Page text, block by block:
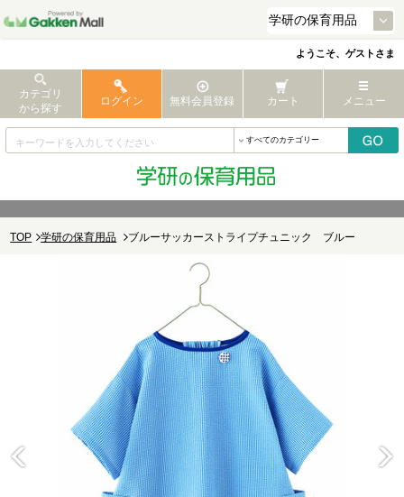
ようこそ、ゲストさま
カテゴリ
から探す
ログイン 無料会員登録 カート メニュー
TOP 学研の保育用品 ブルーサッカーストライプチュニック ブルー